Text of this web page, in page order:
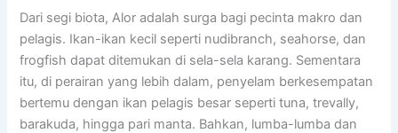
Dari segi biota, Alor adalah surga bagi pecinta makro dan
pelagis. Ikan-ikan kecil seperti nudibranch, seahorse, dan
frogfish dapat ditemukan di sela-sela karang. Sementara
itu, di perairan yang lebih dalam, penyelam berkesempatan
bertemu dengan ikan pelagis besar seperti tuna, trevally,
barakuda, hingga pari manta. Bahkan, lumba-lumba dan